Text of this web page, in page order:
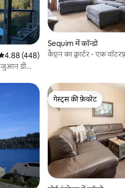
रेटिंग 5 में से 4.88, 448 समीक्षाएँ
4.88 (448)
जुआन डी
Sequim में कॉन्डो
कैप्टन का क्वार्टर - एक
गेस्ट्स की फ़ेवरेट
गेस्ट्स की फ़ेवरेट